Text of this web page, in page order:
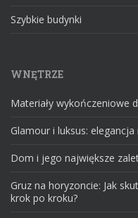
Szybkie budynki
WNĘTRZE
Materiały wykończeniowe
Glamour i luksus:
Dom i jego największe
Gruz na horyzoncie: Jak
krok po kroku?